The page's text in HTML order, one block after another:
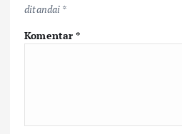
ditandai *
Komentar*